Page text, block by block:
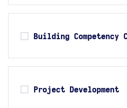
Building Competency
Project Development